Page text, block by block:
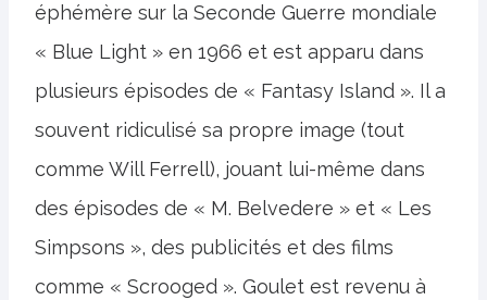
éphémère sur la Seconde Guerre mondiale
« Blue Light » en 1966 et est apparu dans
plusieurs épisodes de « Fantasy Island ». Il a
souvent ridiculisé sa propre image (tout
comme Will Ferrell), jouant lui-même dans
des épisodes de « M. Belvedere » et « Les
Simpsons », des publicités et des films
comme « Scrooged ». Goulet est revenu à